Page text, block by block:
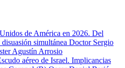
de América en 2026. Del
simultánea Doctor Sergio
Agustín Arrosio
aéreo de Israel. Implicancias